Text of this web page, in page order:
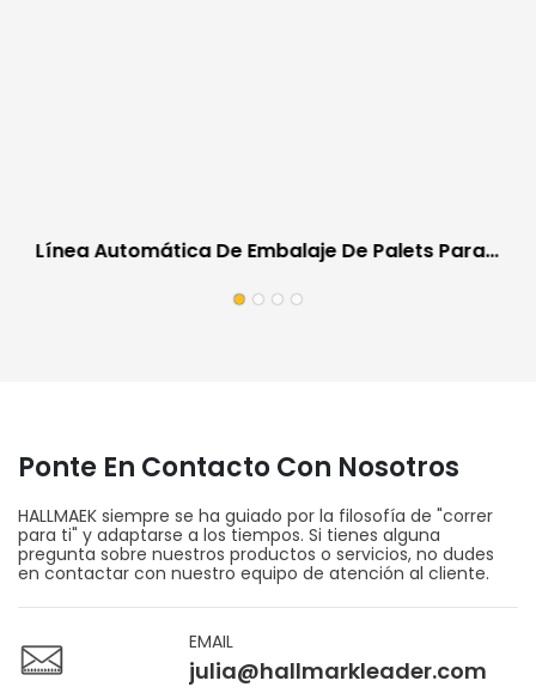
Línea Automática De Embalaje De Palets Para
Ponte En Contacto Con Nosotros
HALLMAEK siempre se ha guiado por la filosofía de "correr
para ti" y adaptarse a los tiempos. Si tienes alguna
pregunta sobre nuestros productos o servicios, no dudes
en contactar con nuestro equipo de atención al cliente.
EMAIL
julia@hallmarkleader.com